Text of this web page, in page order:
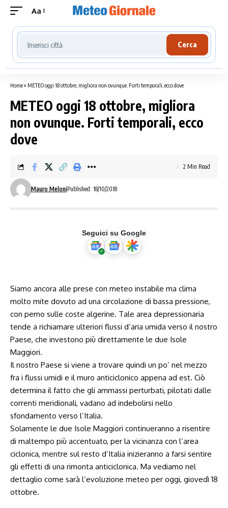
Aa
Cerca località meteo
Cerca
Home» METEO oggi 18 ottobre, migliora non ovunque. Forti temporali, ecco dove
METEO oggi 18 ottobre, migliora
non ovunque. Forti temporali, ecco
dove
Mauro MeloniPublished: 18/10/2018
2 Min Read
Seguici su Google
Siamo ancora alle prese con meteo instabile ma clima
molto mite dovuto ad una circolazione di bassa pressione,
con perno sulle coste algerine. Tale area depressionaria
tende a richiamare ulteriori flussi d’aria umida verso il nostro
Paese, che investono più direttamente le due Isole
Maggiori.
Il nostro Paese si viene a trovare quindi un po’ nel mezzo
fra i flussi umidi e il muro anticiclonico appena ad est. Ciò
determina il fatto che gli ammassi perturbati, pilotati dalle
correnti meridionali, vadano ad indebolirsi nello
sfondamento verso l’Italia.
Solamente le due Isole Maggiori continueranno a risentire
di maltempo più accentuato, per la vicinanza con l’area
ciclonica, mentre sul resto d’Italia inizieranno a farsi sentire
gli effetti di una rimonta anticiclonica. Ma vediamo nel
dettaglio come sarà l’evoluzione meteo per oggi, giovedì 18
ottobre.